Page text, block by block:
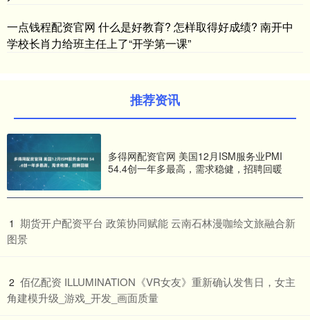
一点钱程配资官网 什么是好教育? 怎样取得好成绩? 南开中
学校长肖力给班主任上了“开学第一课”
推荐资讯
多得网配资官网 美国12月ISM服务业PMI
54.4创一年多最高，需求稳健，招聘回暖
1 ​期货开户配资平台 政策协同赋能 云南石林漫咖绘文旅融合新
图景
2 ​佰亿配资 ILLUMINATION《VR女友》重新确认发售日，女主
角建模升级_游戏_开发_画面质量